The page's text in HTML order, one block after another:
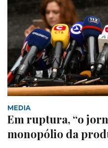
MEDIA
Em ruptura, “o
monopólio da